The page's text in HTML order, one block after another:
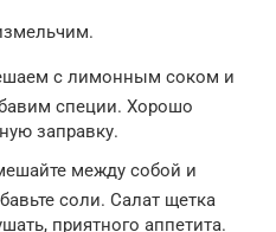
с лимонным соком и
специи. Хорошо
заправку.
между собой и
соли. Салат щетка
приятного аппетита.